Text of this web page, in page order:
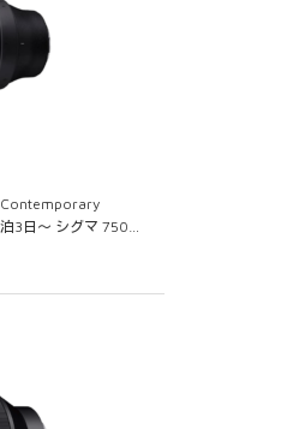
3日～ シグマ 750…